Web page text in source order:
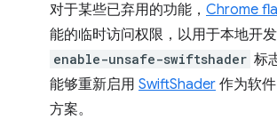
对于某些已弃用的功能， Chrome
能的临时访问权限，以用于本地开
enable-unsafe-swiftshader 标
能够重新启用 SwiftShader 作为软
方案。